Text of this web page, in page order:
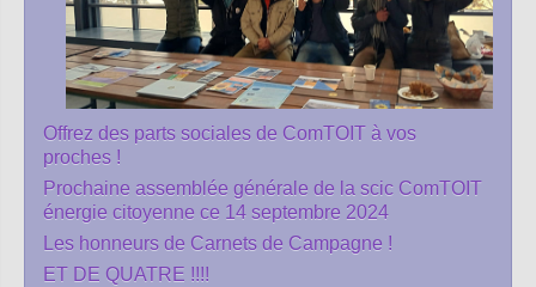
Offrez des parts sociales de ComTOIT à vos
proches !
Prochaine assemblée générale de la scic ComTOIT
énergie citoyenne ce 14 septembre 2024
Les honneurs de Carnets de Campagne !
ET DE QUATRE !!!!